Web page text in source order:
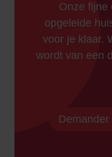
Onze fijne
opgeleide
voor je klaar.
wordt van een